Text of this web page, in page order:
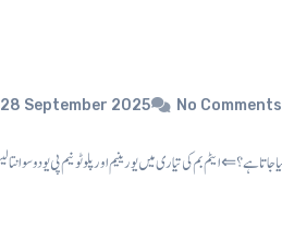
28 September 2025 No Comments